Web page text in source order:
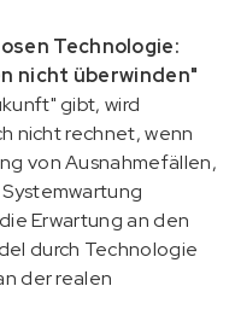
Technologie:
nicht überwinden"
gibt, wird
nicht rechnet, wenn
von Ausnahmefällen,
Erwartung an den
durch Technologie
der realen